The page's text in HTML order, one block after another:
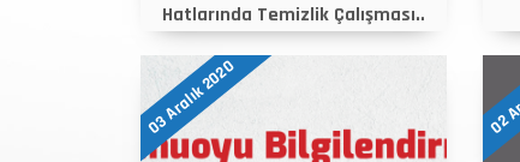
Hatlarında Temizlik Çalışması..
03 Aralık 2020 02